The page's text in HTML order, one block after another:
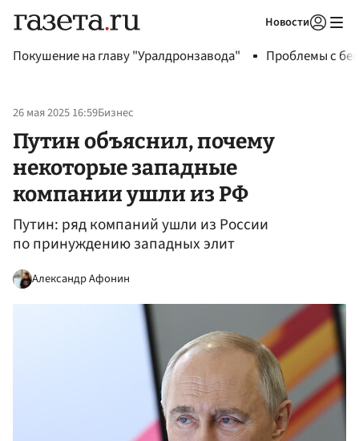
Новости
Покушение на главу "Уралдронзавода" Проблемы с
26 мая 2025 16:59Бизнес
Путин объяснил, почему
некоторые западные
компании ушли из РФ
Путин: ряд компаний ушли из России
по принуждению западных элит
Александр Афонин